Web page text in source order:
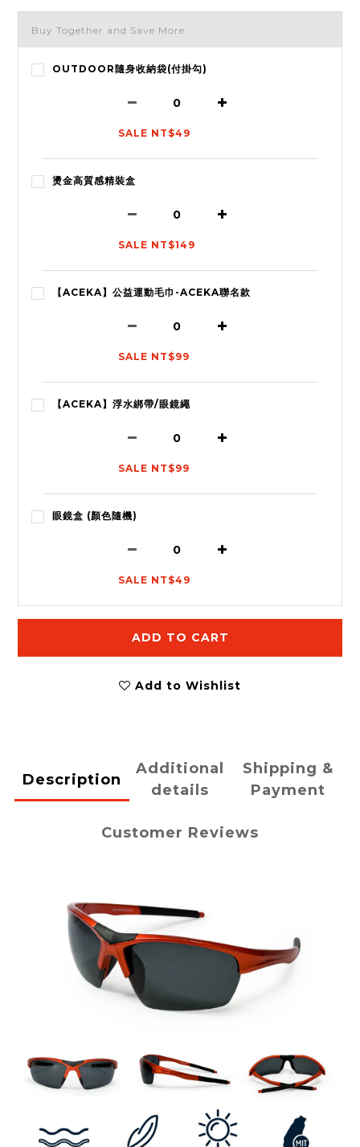
Buy Together and Save More
OUTDOOR隨身收納袋(付掛勾)
SALE NT$49
燙金高質感精裝盒
SALE NT$149
【ACEKA】公益運動毛巾-ACEKA聯名款
SALE NT$99
【ACEKA】浮水綁帶/眼鏡繩
SALE NT$99
眼鏡盒 (顏色隨機)
SALE NT$49
ADD TO CART
Add to Wishlist
Description
Additional
details
Shipping &
Payment
Customer Reviews